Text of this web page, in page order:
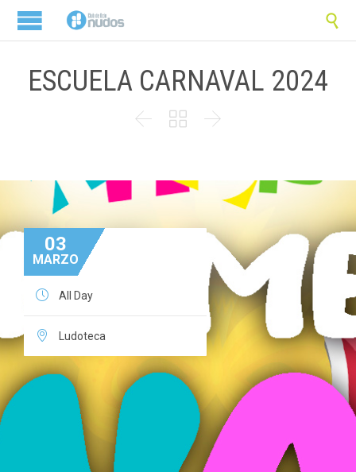

ESCUELA CARNAVAL 2024
  
03
MARZO
 All Day
 Ludoteca